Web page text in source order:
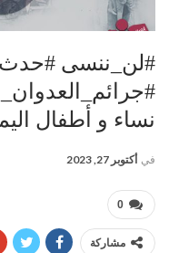
#لن_ننسى
نساء و أطفال اليمن 25/ اكتوبر/
في أكتوبر 27, 2023
0
مشاركة